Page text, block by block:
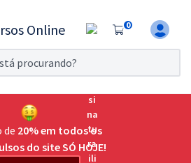
0
grátis por 7 dias!
para o Exame da
de 20% em todos os
do site SÓ HOJE!